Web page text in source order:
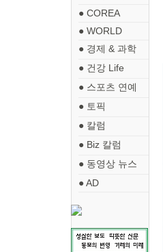
● COREA
● WORLD
● 경제 & 과학
● 건강 Life
● 스포츠 연예
● 토픽
● 칼럼
● Biz 칼럼
● 동영상 뉴스
● AD